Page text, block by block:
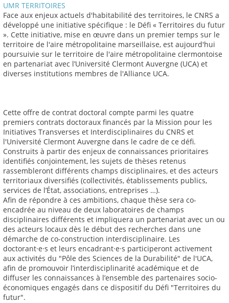
UMR TERRITOIRES
Face aux enjeux actuels d'habitabilité des territoires, le CNRS a
développé une initiative spécifique : le Défi « Territoires du futur
». Cette initiative, mise en œuvre dans un premier temps sur le
territoire de l'aire métropolitaine marseillaise, est aujourd'hui
poursuivie sur le territoire de l'aire métropolitaine clermontoise
en partenariat avec l’Université Clermont Auvergne (UCA) et
diverses institutions membres de l'Alliance UCA.
Cette offre de contrat doctoral compte parmi les quatre
premiers contrats doctoraux financés par la Mission pour les
Initiatives Transverses et Interdisciplinaires du CNRS et
l'Université Clermont Auvergne dans le cadre de ce défi.
Construits à partir des enjeux de connaissances prioritaires
identifiés conjointement, les sujets de thèses retenus
rassembleront différents champs disciplinaires, et des acteurs
territoriaux diversifiés (collectivités, établissements publics,
services de l’État, associations, entreprises …).
Afin de répondre à ces ambitions, chaque thèse sera co-
encadrée au niveau de deux laboratoires de champs
disciplinaires différents et impliquera un partenariat avec un ou
des acteurs locaux dès le début des recherches dans une
démarche de co-construction interdisciplinaire. Les
doctorant·e·s et leurs encadrant·e·s participeront activement
aux activités du "Pôle des Sciences de la Durabilité" de l'UCA,
afin de promouvoir l’interdisciplinarité académique et de
diffuser les connaissances à l’ensemble des partenaires socio-
économiques engagés dans ce dispositif du Défi "Territoires du
futur".